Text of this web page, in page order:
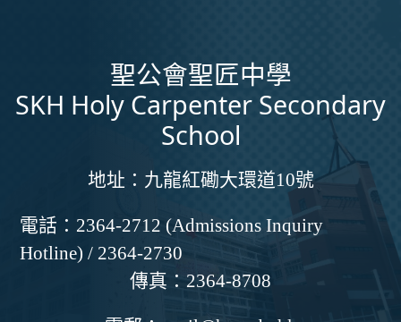
聖公會聖匠中學
SKH Holy Carpenter Secondary
School
地址： 九龍紅磡大環道10號
電話： 2364-2712 (Admissions Inquiry
Hotline) / 2364-2730
傳真： 2364-8708